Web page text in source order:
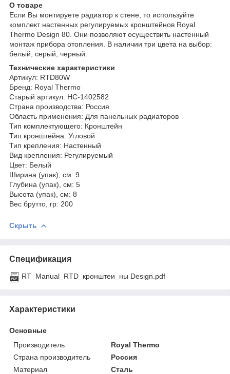
О товаре
Если Вы монтируете радиатор к стене, то используйте
комплект настенных регулируемых кронштейнов Royal
Thermo Design 80. Они позволяют осуществить настенный
монтаж прибора отопления. В наличии три цвета на выбор:
белый, серый, черный.
Технические характеристики
Артикул: RTD80W
Бренд: Royal Thermo
Старый артикул: НС-1402582
Страна производства: Россия
Область применения: Для панельных радиаторов
Тип комплектующего: Кронштейн
Тип кронштейна: Угловой
Тип крепления: Настенный
Вид крепления: Регулируемый
Цвет: Белый
Ширина (упак), см: 9
Глубина (упак), см: 5
Высота (упак), см: 8
Вес брутто, гр: 200
Скрыть
Спецификация
RT_Manual_RTD_кронштеи_ны Design.pdf
Характеристики
Основные
Производитель
Royal Thermo
Страна производитель
Россия
Материал
Сталь